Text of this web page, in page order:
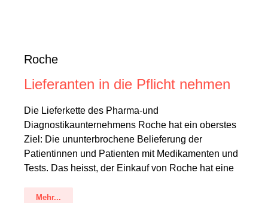
Roche
Lieferanten in die Pflicht nehmen
Die Lieferkette des Pharma-und
Diagnostikaunternehmens Roche hat ein oberstes
Ziel: Die ununterbrochene Belieferung der
Patientinnen und Patienten mit Medikamenten und
Tests. Das heisst, der Einkauf von Roche hat eine
Mehr...